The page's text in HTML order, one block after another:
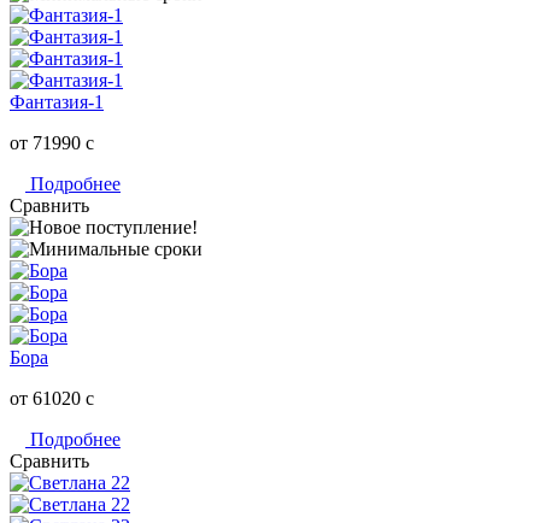
Фантазия-1
от 71990 c
Подробнее
Сравнить
Бора
от 61020 c
Подробнее
Сравнить